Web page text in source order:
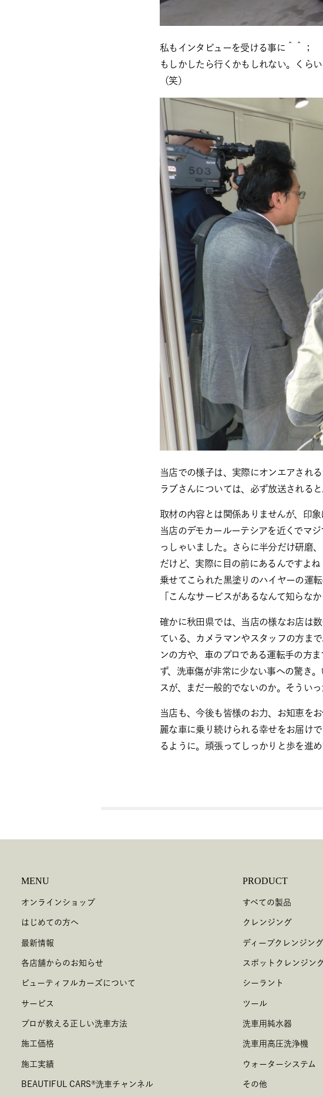
私もインタビューを受ける事に＾＾；
もしかしたら行くかもしれない。くら
（笑）
当店での様子は、実際にオンエアされ
ラブさんについては、必ず放送される
取材の内容とは関係ありませんが、印
当店のデモカールーテシアを近くでマ
っしゃいました。さらに半分だけ研磨
だけど、実際に目の前にあるんですよ
乗せてこられた黒塗りのハイヤーの運
「こんなサービスがあるなんて知らな
確かに秋田県では、当店の様なお店は
ている、カメラマンやスタッフの方ま
ンの方や、車のプロである運転手の方
ず、洗車傷が非常に少ない事への驚き
スが、まだ一般的でないのか。そうい
当店も、今後も皆様のお力、お知恵を
麗な車に乗り続けられる幸せをお届け
るように。頑張ってしっかりと歩を進
MENU
オンラインショップ
はじめての方へ
最新情報
各店舗からのお知らせ
ビューティフルカーズについて
サービス
プロが教える正しい洗車方法
施工価格
施工実績
BEAUTIFUL CARS®洗車チャンネル
PRODUCT
すべての製品
クレンジング
ディープクレンジング
スポットクレンジン
シーラント
ツール
洗車用純水器
洗車用高圧洗浄機
ウォーターシステム
その他